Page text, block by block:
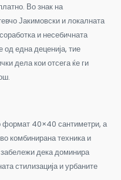
Во знак на
Јакимовски и локалната
и несебичната
една деценија, тие
дела кои отсега ќе ги
формат 40×40 сантиметри, а
комбинирана техника и
дека доминира
стилизација и урбаните